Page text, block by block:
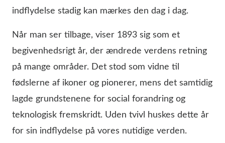
indflydelse stadig kan mærkes den dag i dag.
Når man ser tilbage, viser 1893 sig som et
begivenhedsrigt år, der ændrede verdens retning
på mange områder. Det stod som vidne til
fødslerne af ikoner og pionerer, mens det samtidig
lagde grundstenene for social forandring og
teknologisk fremskridt. Uden tvivl huskes dette år
for sin indflydelse på vores nutidige verden.